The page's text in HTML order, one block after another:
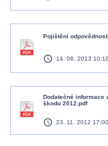
Pojištění
access_time 14. 06. 2013
Dodatečné informace
škodu 2012.pdf
access_time 23. 11. 2012